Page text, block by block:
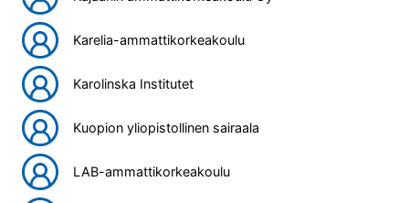
Karelia-ammattikorkeakoulu
Karolinska Institutet
Kuopion yliopistollinen sairaala
LAB-ammattikorkeakoulu